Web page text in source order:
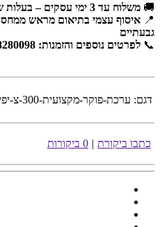
🚚 משלוח עד 3 ימי עסקים – בעלות של 39 ₪
📍
גבעתיים
📞 לפרטים נוספים והזמנות: 052-8280098
דגם: ערכת-פוקר-מקצועית-300-צ-יפים-מחימר
כתבו ביקורת | 0 ביקורות